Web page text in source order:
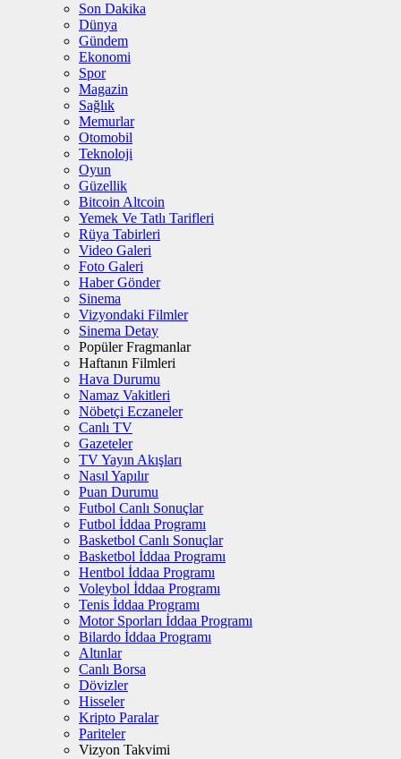
Son Dakika
Dünya
Gündem
Ekonomi
Spor
Magazin
Sağlık
Memurlar
Otomobil
Teknoloji
Oyun
Güzellik
Bitcoin Altcoin
Yemek Ve Tatlı Tarifleri
Rüya Tabirleri
Video Galeri
Foto Galeri
Haber Gönder
Sinema
Vizyondaki Filmler
Sinema Detay
Popüler Fragmanlar
Haftanın Filmleri
Hava Durumu
Namaz Vakitleri
Nöbetçi Eczaneler
Canlı TV
Gazeteler
TV Yayın Akışları
Nasıl Yapılır
Puan Durumu
Futbol Canlı Sonuçlar
Futbol İddaa Programı
Basketbol Canlı Sonuçlar
Basketbol İddaa Programı
Hentbol İddaa Programı
Voleybol İddaa Programı
Tenis İddaa Programı
Motor Sporları İddaa Programı
Bilardo İddaa Programı
Altınlar
Canlı Borsa
Dövizler
Hisseler
Kripto Paralar
Pariteler
Vizyon Takvimi